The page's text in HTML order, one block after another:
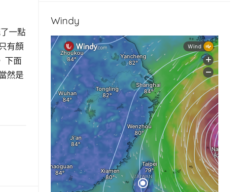
一點
有顏
下面
然是
Windy